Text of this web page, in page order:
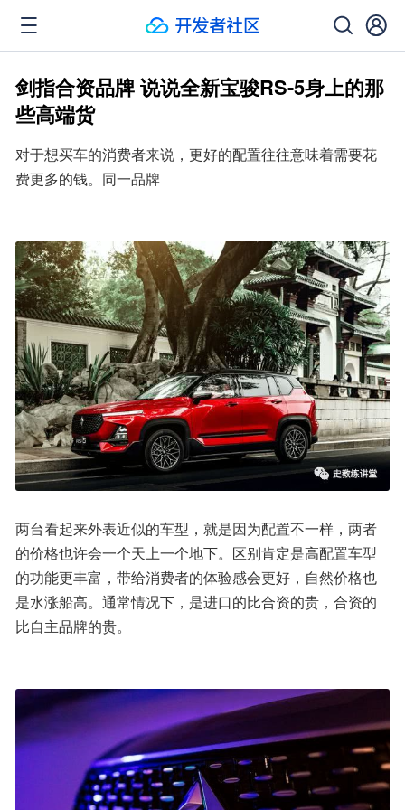
剑指合资品牌 说说全新宝骏RS-5身上的那
些高端货
对于想买车的消费者来说，更好的配置往往意味着需要花
费更多的钱。同一品牌
两台看起来外表近似的车型，就是因为配置不一样，两者
的价格也许会一个天上一个地下。区别肯定是高配置车型
的功能更丰富，带给消费者的体验感会更好，自然价格也
是水涨船高。通常情况下，是进口的比合资的贵，合资的
比自主品牌的贵。